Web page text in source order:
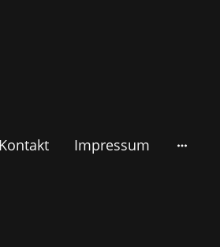
Kontakt Impressum